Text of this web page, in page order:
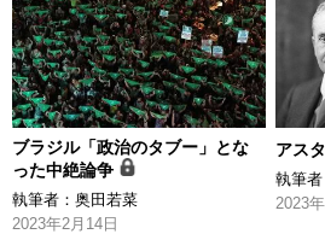
ブラジル「政治のタブー」とな
った中絶論争
執筆者： 奥田若菜
2023年2月14日
アス
執筆
2023